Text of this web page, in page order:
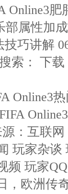
Online3
部属性加
巧讲解
索： 下载
热
：互联网
玩家杂
频 玩家
，欧洲传